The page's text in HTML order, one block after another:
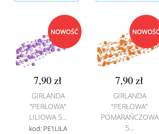
7,90 zł
GIRLANDA
"PERŁOWA"
LILIOWA 5...
kod: PE1LILA
7,90 zł
GIRLANDA
"PERŁOWA"
POMARAŃCZOWA
5...